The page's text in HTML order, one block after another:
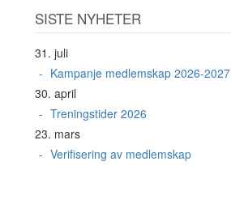
SISTE NYHETER
31. juli
Kampanje medlemskap 2026-2027
30. april
Treningstider 2026
23. mars
Verifisering av medlemskap